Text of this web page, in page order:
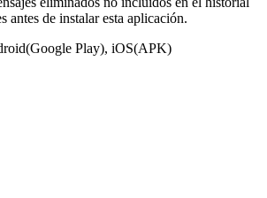
antes de instalar esta aplicación.
Play), iOS(APK)